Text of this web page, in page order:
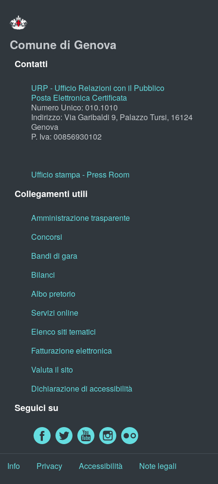
Comune di Genova
Contatti
URP - Ufficio Relazioni con il Pubblico
Posta Elettronica Certificata
Numero Unico: 010.1010
Indirizzo: Via Garibaldi 9, Palazzo Tursi, 16124
Genova
P. Iva: 00856930102
Ufficio stampa - Press Room
Collegamenti utili
Amministrazione trasparente
Concorsi
Bandi di gara
Bilanci
Albo pretorio
Servizi online
Elenco siti tematici
Fatturazione elettronica
Valuta il sito
Dichiarazione di accessibilità
Seguici su
Info Privacy Accessibilità Note legali